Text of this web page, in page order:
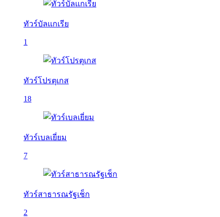
ทัวร์บัลเเกเรีย
1
ทัวร์โปรตุเกส
18
ทัวร์เบลเยี่ยม
7
ทัวร์สาธารณรัฐเช็ก
2